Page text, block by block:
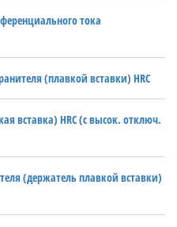
тока
(плавкой вставки) HRC
вставка) HRC (с высок. отключ.
(держатель плавкой вставки)